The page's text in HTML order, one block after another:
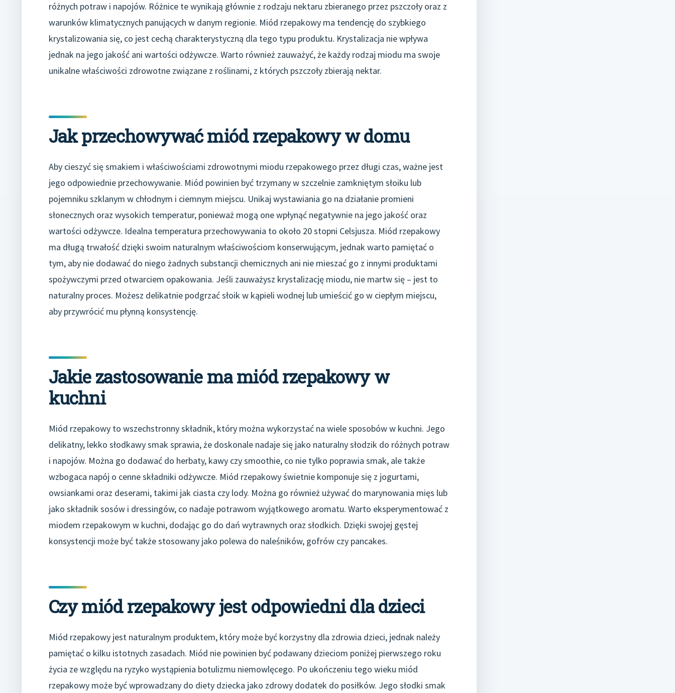
różnych potraw i napojów. Różnice te wynikają głównie z rodzaju nektaru zbieranego przez pszczoły oraz z
warunków klimatycznych panujących w danym regionie. Miód rzepakowy ma tendencję do szybkiego
krystalizowania się, co jest cechą charakterystyczną dla tego typu produktu. Krystalizacja nie wpływa
jednak na jego jakość ani wartości odżywcze. Warto również zauważyć, że każdy rodzaj miodu ma swoje
unikalne właściwości zdrowotne związane z roślinami, z których pszczoły zbierają nektar.
Jak przechowywać miód rzepakowy w domu
Aby cieszyć się smakiem i właściwościami zdrowotnymi miodu rzepakowego przez długi czas, ważne jest
jego odpowiednie przechowywanie. Miód powinien być trzymany w szczelnie zamkniętym słoiku lub
pojemniku szklanym w chłodnym i ciemnym miejscu. Unikaj wystawiania go na działanie promieni
słonecznych oraz wysokich temperatur, ponieważ mogą one wpłynąć negatywnie na jego jakość oraz
wartości odżywcze. Idealna temperatura przechowywania to około 20 stopni Celsjusza. Miód rzepakowy
ma długą trwałość dzięki swoim naturalnym właściwościom konserwującym, jednak warto pamiętać o
tym, aby nie dodawać do niego żadnych substancji chemicznych ani nie mieszać go z innymi produktami
spożywczymi przed otwarciem opakowania. Jeśli zauważysz krystalizację miodu, nie martw się – jest to
naturalny proces. Możesz delikatnie podgrzać słoik w kąpieli wodnej lub umieścić go w ciepłym miejscu,
aby przywrócić mu płynną konsystencję.
Jakie zastosowanie ma miód rzepakowy w
kuchni
Miód rzepakowy to wszechstronny składnik, który można wykorzystać na wiele sposobów w kuchni. Jego
delikatny, lekko słodkawy smak sprawia, że doskonale nadaje się jako naturalny słodzik do różnych potraw
i napojów. Można go dodawać do herbaty, kawy czy smoothie, co nie tylko poprawia smak, ale także
wzbogaca napój o cenne składniki odżywcze. Miód rzepakowy świetnie komponuje się z jogurtami,
owsiankami oraz deserami, takimi jak ciasta czy lody. Można go również używać do marynowania mięs lub
jako składnik sosów i dressingów, co nadaje potrawom wyjątkowego aromatu. Warto eksperymentować z
miodem rzepakowym w kuchni, dodając go do dań wytrawnych oraz słodkich. Dzięki swojej gęstej
konsystencji może być także stosowany jako polewa do naleśników, gofrów czy pancakes.
Czy miód rzepakowy jest odpowiedni dla dzieci
Miód rzepakowy jest naturalnym produktem, który może być korzystny dla zdrowia dzieci, jednak należy
pamiętać o kilku istotnych zasadach. Miód nie powinien być podawany dzieciom poniżej pierwszego roku
życia ze względu na ryzyko wystąpienia botulizmu niemowlęcego. Po ukończeniu tego wieku miód
rzepakowy może być wprowadzany do diety dziecka jako zdrowy dodatek do posiłków. Jego słodki smak